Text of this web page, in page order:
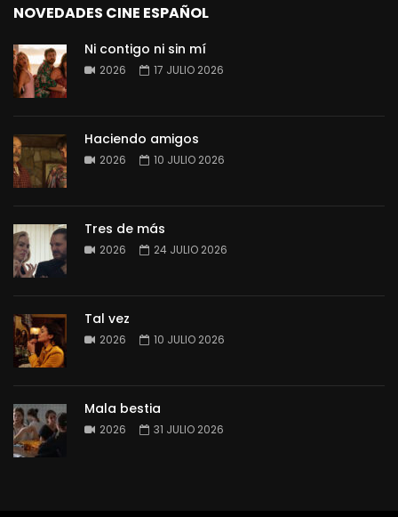
NOVEDADES CINE ESPAÑOL
Ni contigo ni sin mí
2026 17 JULIO 2026
Haciendo amigos
2026 10 JULIO 2026
Tres de más
2026 24 JULIO 2026
Tal vez
2026 10 JULIO 2026
Mala bestia
2026 31 JULIO 2026